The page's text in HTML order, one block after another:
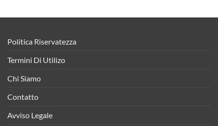
Política Riservatezza
Termini Di Utilizo
Chi Siamo
Contatto
Avviso Legale